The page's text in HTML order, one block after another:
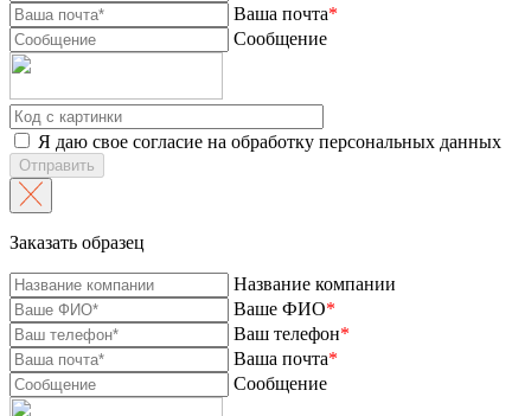
Ваша почта*
Сообщение
Я даю свое согласие на обработку персональных данных
Отправить
Заказать образец
Название компании
Ваше ФИО*
Ваш телефон*
Ваша почта*
Сообщение